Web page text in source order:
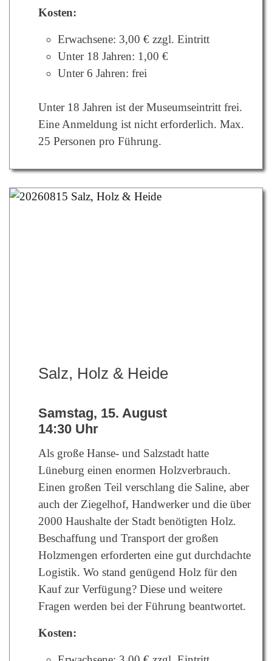
Kosten:
Erwachsene: 3,00 € zzgl. Eintritt
Unter 18 Jahren: 1,00 €
Unter 6 Jahren: frei
Unter 18 Jahren ist der Museumseintritt frei.
Eine Anmeldung ist nicht erforderlich. Max.
25 Personen pro Führung.
Salz, Holz & Heide
Samstag, 15. August
14:30 Uhr
Als große Hanse- und Salzstadt hatte
Lüneburg einen enormen Holzverbrauch.
Einen großen Teil verschlang die Saline, aber
auch der Ziegelhof, Handwerker und die über
2000 Haushalte der Stadt benötigten Holz.
Beschaffung und Transport der großen
Holzmengen erforderten eine gut durchdachte
Logistik. Wo stand genügend Holz für den
Kauf zur Verfügung? Diese und weitere
Fragen werden bei der Führung beantwortet.
Kosten: